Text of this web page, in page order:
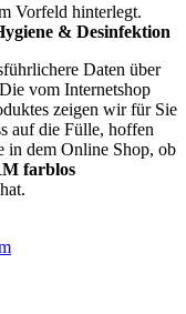
Vorfeld hinterlegt.
& Desinfektion
Daten über
vom Internetshop
zeigen wir für Sie
auf die Fülle, hoffen
in dem Online Shop, ob
farblos